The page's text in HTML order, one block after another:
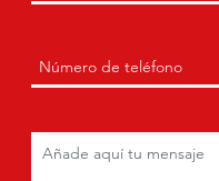
(Obligatorio)
Teléfono (Obligatorio)